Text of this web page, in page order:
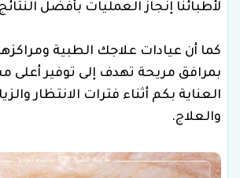
لأطبائنا إنجاز العمليات بأفضل
كما أن عيادات علاجك الطبية
بمرافق مريحة تهدف إلى توفير
العناية بكم أثناء فترات الانتظار
والعلاج.